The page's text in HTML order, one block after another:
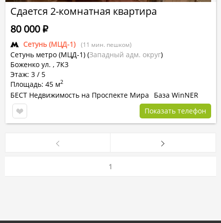
Сдается 2-комнатная квартира
Сетунь (МЦД-1) (11 мин. пешком)
Сетунь метро (МЦД-1) (Западный адм. округ)
Боженко ул. , 7К3
Этаж: 3 / 5
Площадь: 45 м2
80 000Р
БЕСТ Недвижимость на Проспекте Мира
База WinNER
Показать телефон
1